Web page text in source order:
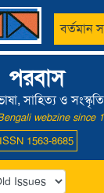
বর্তমান
পরবাস
সাহিত্য ও সংস্কৃতি
webzine since
ISSN 1563-8685